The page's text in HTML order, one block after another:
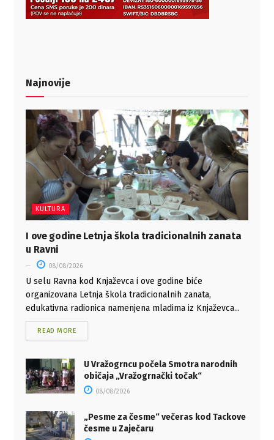
Najnovije
KULTURA
I ove godine Letnja škola tradicionalnih zanata
u Ravni
08/08/2026
U selu Ravna kod Knjaževca i ove godine biće
organizovana Letnja škola tradicionalnih zanata,
edukativna radionica namenjena mladima iz Knjaževca...
READ MORE
U Vražogrncu počela Smotra narodnih
običaja „Vražogrnački točak“
08/08/2026
„Pesme za česme“ večeras kod Tackove
česme u Zaječaru